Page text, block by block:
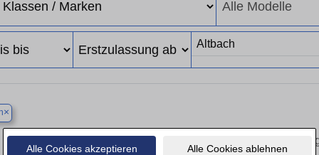
Alle Cookies akzeptieren Alle Cookies ablehnen
×
Ihr perfektes Autoangebot in Altbach –